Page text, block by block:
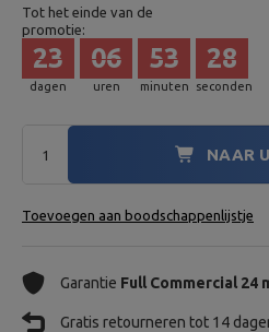
Tot het einde van de
promotie:
dagen
23
uren
06
minuten
53
seconden
27
NAAR
Toevoegen aan boodschappenlijstje
Garantie Full Commercial 24
Gratis retourneren tot 14